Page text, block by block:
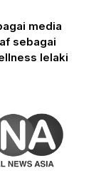
media
sebagai
lelaki